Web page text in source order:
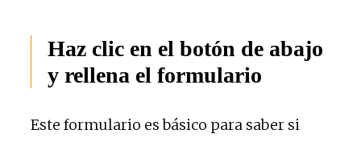
Haz clic en el botón de abajo
y rellena el formulario
Este formulario es básico para saber si